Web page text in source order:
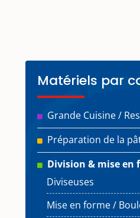
Matériels par
Grande Cuisine /
Préparation de la
Division & mise en
Diviseuses
Mise en forme /